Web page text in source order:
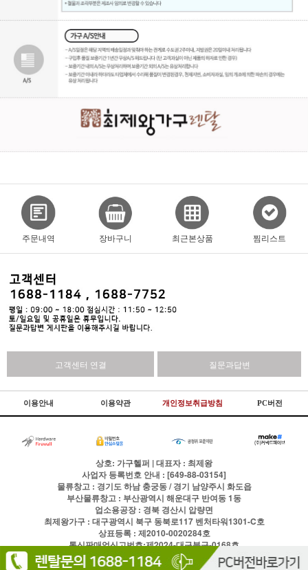
주문내역 장바구니 최근본상품 찜리스트
고객센터 연결 질문과답변
이용안내 이용약관 개인정보취급방침 PC버전
상호: 가구헬퍼 | 대표자 : 최제왕
사업자 등록번호 안내 : [649-88-03154]
물류창고 : 경기도 하남 충궁동 / 경기 남양주시 화도읍
부산물류창고 : 부산광역시 해운대구 반여동 1동
업소용공장 : 경북 경산시 압량면
최제왕가구 : 대구광역시 북구 동북로117 벤처타워1301-C호
상표등록 : 제2010-0020284호
통신판매업신고번호:제2024-대구북구-0168호
전화1688-1184팩스